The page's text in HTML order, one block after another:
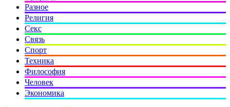
Разное
Религия
Секс
Связь
Спорт
Техника
Философия
Человек
Экономика